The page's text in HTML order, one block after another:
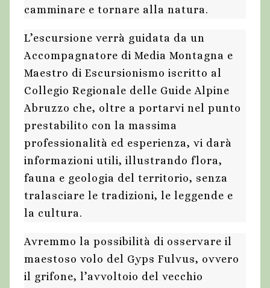
camminare e tornare alla natura.
L’escursione verrà guidata da un
Accompagnatore di Media Montagna e
Maestro di Escursionismo iscritto al
Collegio Regionale delle Guide Alpine
Abruzzo che, oltre a portarvi nel punto
prestabilito con la massima
professionalità ed esperienza, vi darà
informazioni utili, illustrando flora,
fauna e geologia del territorio, senza
tralasciare le tradizioni, le leggende e
la cultura.
Avremmo la possibilità di osservare il
maestoso volo del Gyps Fulvus, ovvero
il grifone, l’avvoltoio del vecchio